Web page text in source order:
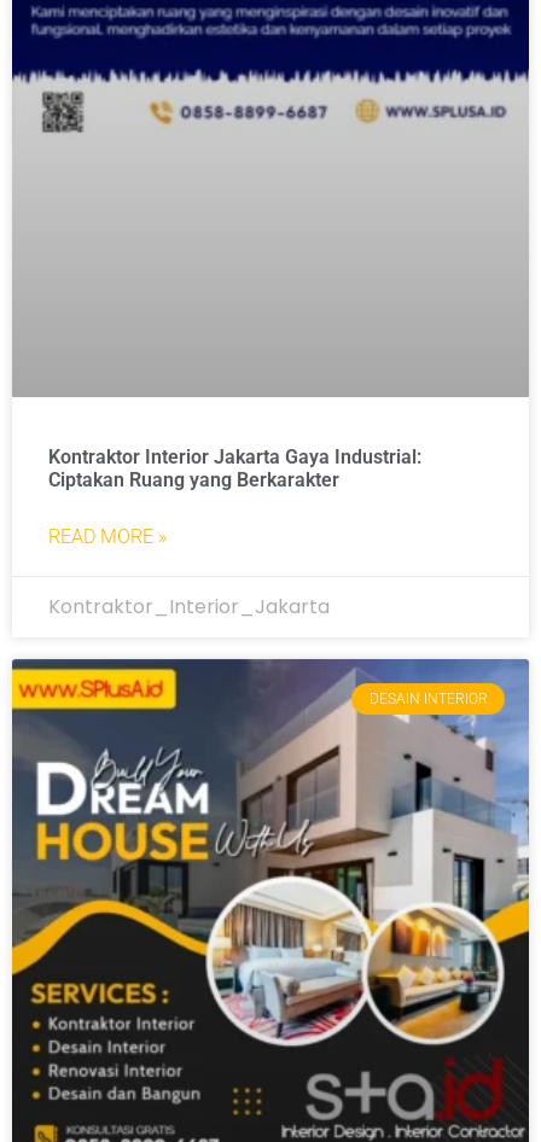
Kontraktor Interior Jakarta Gaya Industrial:
Ciptakan Ruang yang Berkarakter
READ MORE »
Kontraktor_Interior_Jakarta
DESAIN INTERIOR